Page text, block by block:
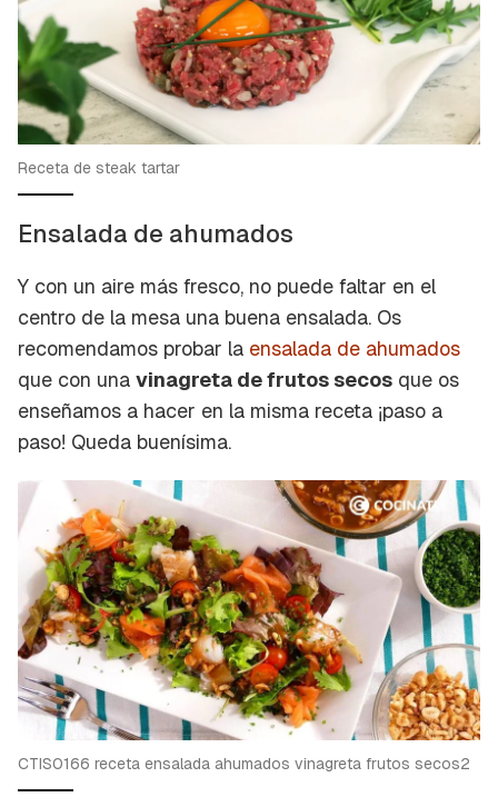
Receta de steak tartar
Ensalada de ahumados
Y con un aire más fresco, no puede faltar en el
centro de la mesa una buena ensalada. Os
recomendamos probar la ensalada de ahumados
que con una vinagreta de frutos secos que os
enseñamos a hacer en la misma receta ¡paso a
paso! Queda buenísima.
CTIS0166 receta ensalada ahumados vinagreta frutos secos2